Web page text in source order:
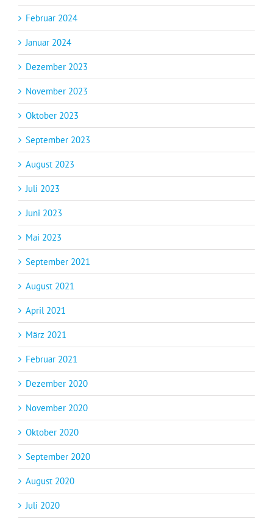
Februar 2024
Januar 2024
Dezember 2023
November 2023
Oktober 2023
September 2023
August 2023
Juli 2023
Juni 2023
Mai 2023
September 2021
August 2021
April 2021
März 2021
Februar 2021
Dezember 2020
November 2020
Oktober 2020
September 2020
August 2020
Juli 2020